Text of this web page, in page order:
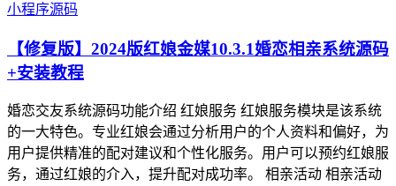
小程序源码
【修复版】2024版红娘金媒10.3.1婚恋相亲系统源码
+安装教程
婚恋交友系统源码功能介绍 红娘服务 红娘服务模块是该系统
的一大特色。专业红娘会通过分析用户的个人资料和偏好，为
用户提供精准的配对建议和个性化服务。用户可以预约红娘服
务，通过红娘的介入，提升配对成功率。 相亲活动 相亲活动